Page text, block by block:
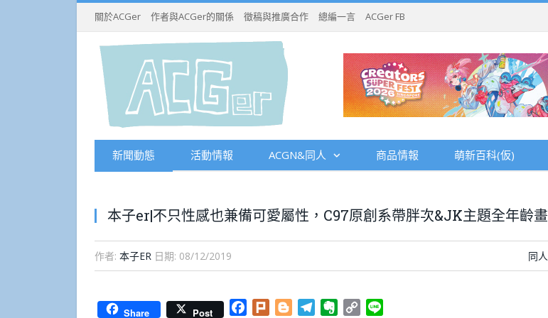
關於ACGer 作者與ACGer的關係 徵稿與推廣合作 總編一言 ACGer FB
新聞動態 活動情報 ACGN&同人 商品情報 萌新百科(仮)
本子er|不只性感也兼備可愛屬性，C97原創系帶胖次&JK主題全年齡
作者: 本子ER 日期: 08/12/2019 同人
Share Post Facebook
Plurk BloggerTelegramEvernote
Copy